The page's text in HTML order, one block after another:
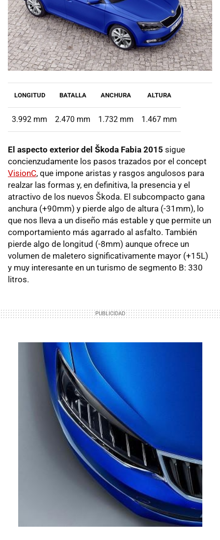
LONGITUD BATALLA ANCHURA ALTURA
3.992 mm 2.470 mm 1.732 mm 1.467 mm
El aspecto exterior del Škoda Fabia 2015 sigue
concienzudamente los pasos trazados por el concept
VisionC, que impone aristas y rasgos angulosos para
realzar las formas y, en definitiva, la presencia y el
atractivo de los nuevos Škoda. El subcompacto gana
anchura (+90mm) y pierde algo de altura (-31mm), lo
que nos lleva a un diseño más estable y que permite un
comportamiento más agarrado al asfalto. También
pierde algo de longitud (-8mm) aunque ofrece un
volumen de maletero significativamente mayor (+15L)
y muy interesante en un turismo de segmento B: 330
litros.